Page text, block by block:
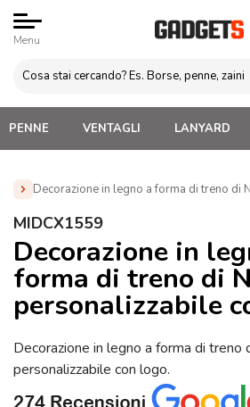
Menu
PENNE VENTAGLI LANYARD
Decorazione in legno a forma di treno di
Home » Gadget di Natale
con logo (MIDCX1559)
MIDCX1559
Decorazione in
forma di treno di
personalizzabile
Decorazione in legno a forma di treno
personalizzabile con logo.